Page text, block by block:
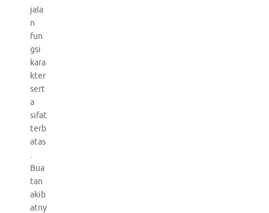
jala
n
fun
gsi
kara
kter
sert
a
sifat
terb
atas
.
Bua
tan
akib
atny